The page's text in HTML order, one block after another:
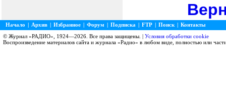
Начало | Архив | Избранное | Форум | Подписка | FTP | Поиск | Контакты
© Журнал «РАДИО», 1924—2026. Все права защищены. | Условия обработки cookie
Воспроизведение материалов сайта и журнала «Радио» в любом виде, полностью или